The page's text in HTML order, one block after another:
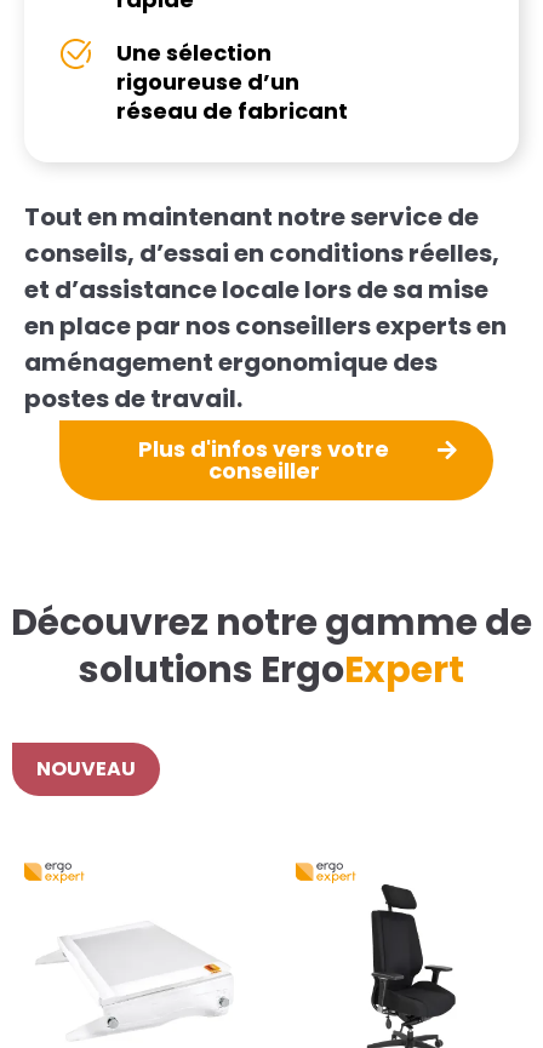
Une sélection
rigoureuse d’un
réseau de fabricant
Tout en maintenant notre service de
conseils, d’essai en conditions réelles,
et d’assistance locale lors de sa mise
en place par nos conseillers experts en
aménagement ergonomique des
postes de travail.
Plus d'infos vers votre
conseiller
Découvrez notre gamme de
solutions ErgoExpert
NOUVEAU